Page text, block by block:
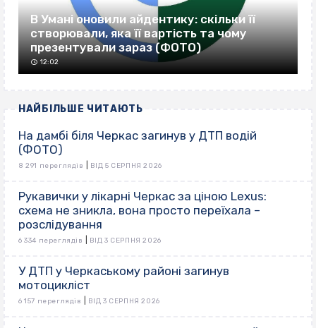
В Умані оновили айдентику: скільки її
створювали, яка її вартість та чому
презентували зараз (ФОТО)
12:02
НАЙБІЛЬШЕ ЧИТАЮТЬ
На дамбі біля Черкас загинув у ДТП водій
(ФОТО)
8 291 переглядів ВІД 5 СЕРПНЯ 2026
Рукавички у лікарні Черкас за ціною Lexus:
схема не зникла, вона просто переїхала –
розслідування
6 334 переглядів ВІД 3 СЕРПНЯ 2026
У ДТП у Черкаському районі загинув
мотоцикліст
6 157 переглядів ВІД 3 СЕРПНЯ 2026